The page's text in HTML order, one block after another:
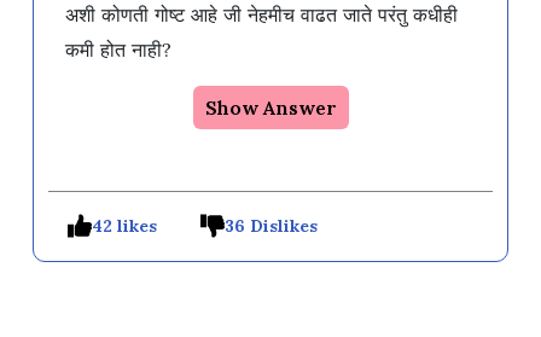
अशी कोणती गोष्ट आहे जी नेहमीच वाढत जाते परंतु कधीही
कमी होत नाही?
Show Answer
42 likes 36 Dislikes